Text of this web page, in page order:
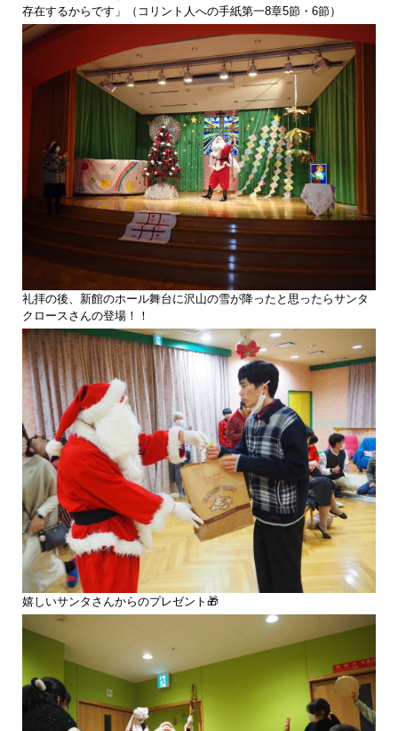
存在するからです」（コリント人への手紙第一8章5節・6節）
礼拝の後、新館のホール舞台に沢山の雪が降ったと思ったらサンタ
クロースさんの登場！！
嬉しいサンタさんからのプレゼント🎁